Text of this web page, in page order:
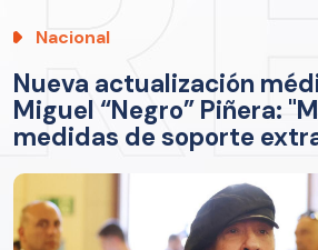
Nacional
Nueva actualización
Miguel “Negro” Piñera:
medidas de soporte